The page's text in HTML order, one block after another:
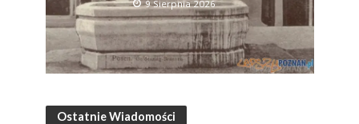
9 Sierpnia 2026
Ostatnie Wiadomości